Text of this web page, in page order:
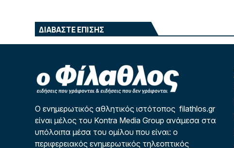
ΔΙΑΒΑΣΤΕ ΕΠΙΣΗΣ
Ο ενημερωτικός αθλητικός ιστότοπος filathlos.gr
είναι μέλος του Kontra Media Group ανάμεσα στα
υπόλοιπα μέσα του ομίλου που είναι: ο
περιφερειακός ενημερωτικός τηλεοπτικός